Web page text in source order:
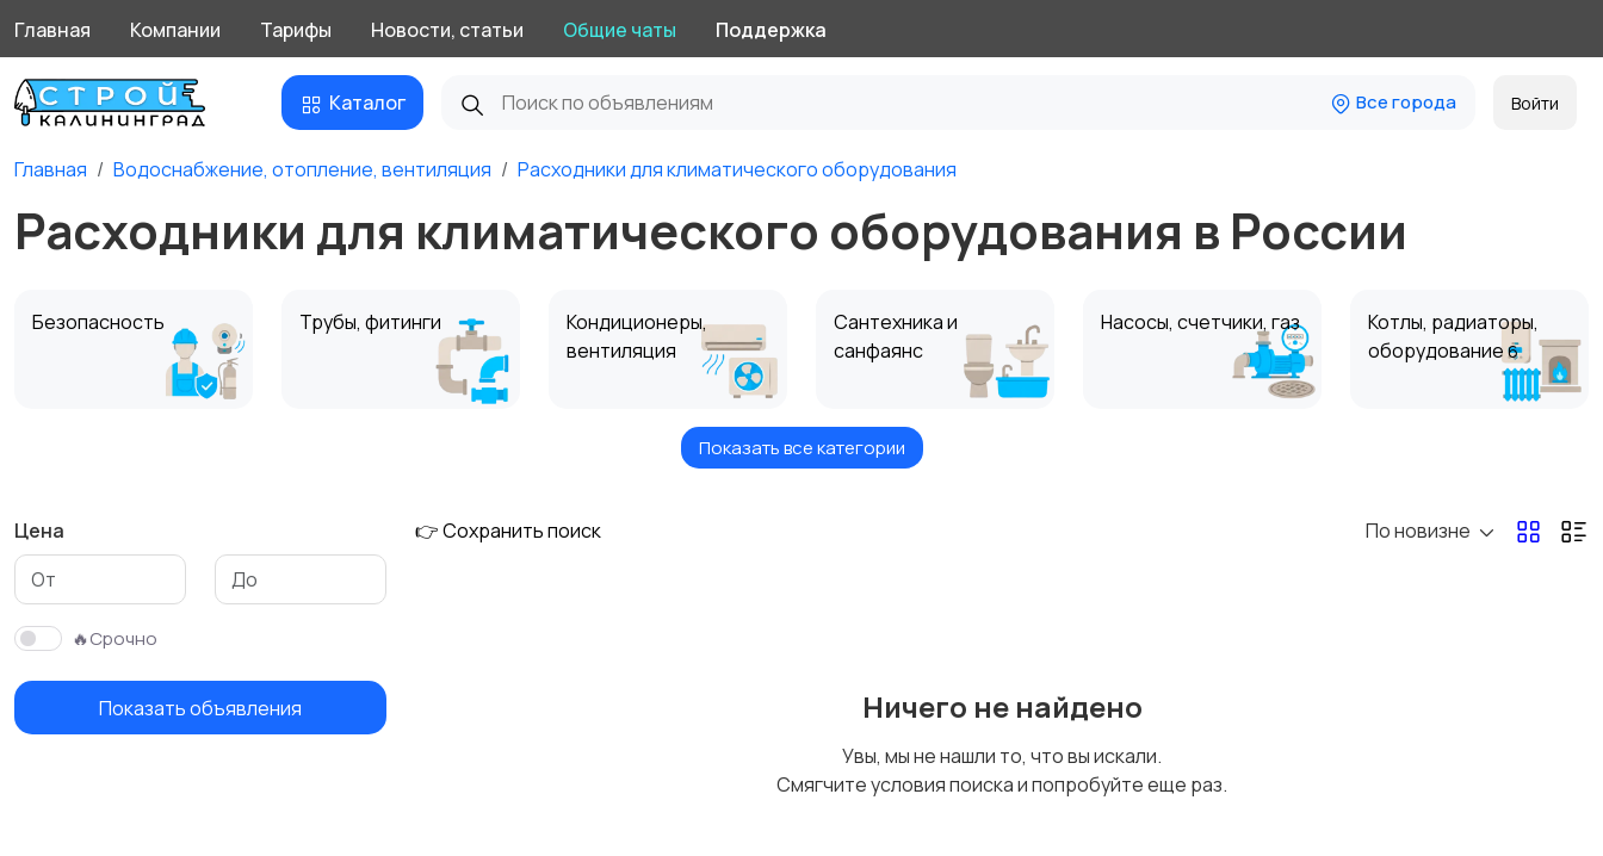
Главная Компании Тарифы Новости, статьи Общие чаты Поддержка
Каталог Все города Войти
Главная Водоснабжение, отопление, вентиляция Расходники для климатического оборудования
Расходники для климатического оборудования в России
Безопасность Трубы, фитинги
Кондиционеры,
вентиляция
Сантехника и
санфаянс
Насосы, счетчики, газ
Котлы, радиаторы,
оборудование 6
Показать все категории
Цена
🔥Срочно
Показать объявления
👉 Сохранить поиск По новизне
Ничего не найдено
Увы, мы не нашли то, что вы искали.
Смягчите условия поиска и попробуйте еще раз.